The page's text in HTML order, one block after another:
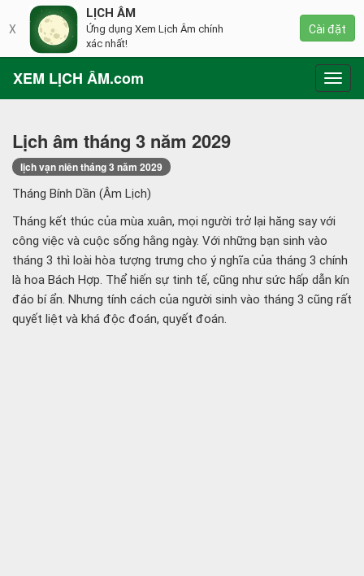
XEM LỊCH ÂM.com
Lịch âm tháng 3 năm 2029
lịch vạn niên tháng 3 năm 2029
Tháng Bính Dần (Âm Lịch)
Tháng kết thúc của mùa xuân, mọi người trở lại hăng say với
công việc và cuộc sống hằng ngày. Với những bạn sinh vào
tháng 3 thì loài hòa tượng trưng cho ý nghĩa của tháng 3 chính
là hoa Bách Hợp. Thể hiến sự tinh tế, cũng như sức hấp dẫn kín
đáo bí ẩn. Nhưng tính cách của người sinh vào tháng 3 cũng rất
quyết liệt và khá độc đoán, quyết đoán.
X
LỊCH ÂM
Ứng dụng Xem Lịch Âm chính
xác nhất!
Cài đặt